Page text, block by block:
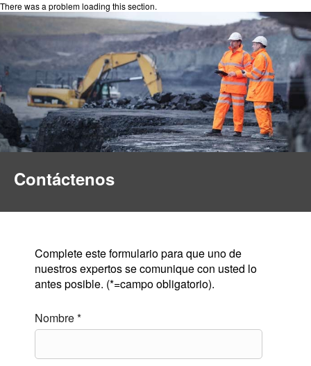
There was a problem loading this section.
Contáctenos
Complete este formulario para que uno de
nuestros expertos se comunique con usted lo
antes posible. (*=campo obligatorio).
Nombre *